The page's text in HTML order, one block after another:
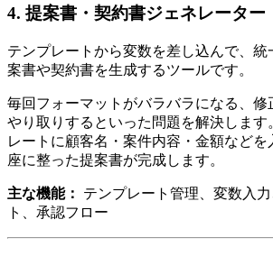
4. 提案書・契約書ジェネレーター
テンプレートから変数を差し込んで、統
案書や契約書を生成するツールです。
毎回フォーマットがバラバラになる、修
やり取りするといった問題を解決します
レートに顧客名・案件内容・金額などを
座に整った提案書が完成します。
主な機能：
テンプレート管理、変数入
ト、承認フロー